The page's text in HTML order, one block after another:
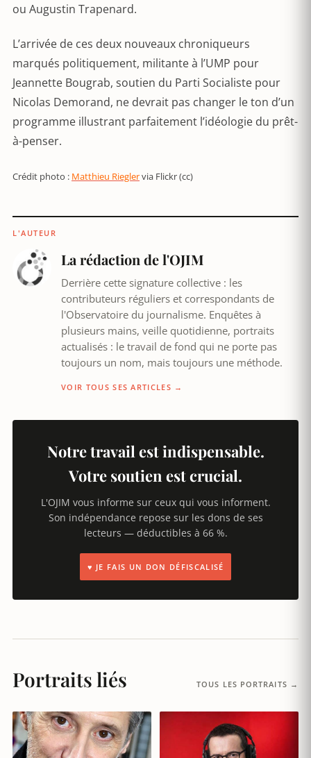
ou Augustin Trapenard.
L’arrivée de ces deux nouveaux chroniqueurs
marqués politiquement, militante à l’UMP pour
Jeannette Bougrab, soutien du Parti Socialiste pour
Nicolas Demorand, ne devrait pas changer le ton d’un
programme illustrant parfaitement l’idéologie du prêt-
à-penser.
Crédit photo : Matthieu Rieglervia Flickr (cc)
L'AUTEUR
La rédaction de l'OJIM
Derrière cette signature collective : les
contributeurs réguliers et correspondants de
l'Observatoire du journalisme. Enquêtes à
plusieurs mains, veille quotidienne, portraits
actualisés : le travail de fond qui ne porte pas
toujours un nom, mais toujours une méthode.
VOIR TOUS SES ARTICLES →
Notre travail est indispensable.
Votre soutien est crucial.
L'OJIM vous informe sur ceux qui vous informent.
Son indépendance repose sur les dons de ses
lecteurs — déductibles à 66 %.
♥ JE FAIS UN DON DÉFISCALISÉ
Portraits liés TOUS LES PORTRAITS →